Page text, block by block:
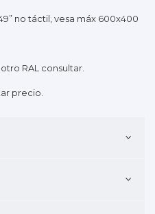
no táctil, vesa máx 600x400
RAL consultar.
precio.